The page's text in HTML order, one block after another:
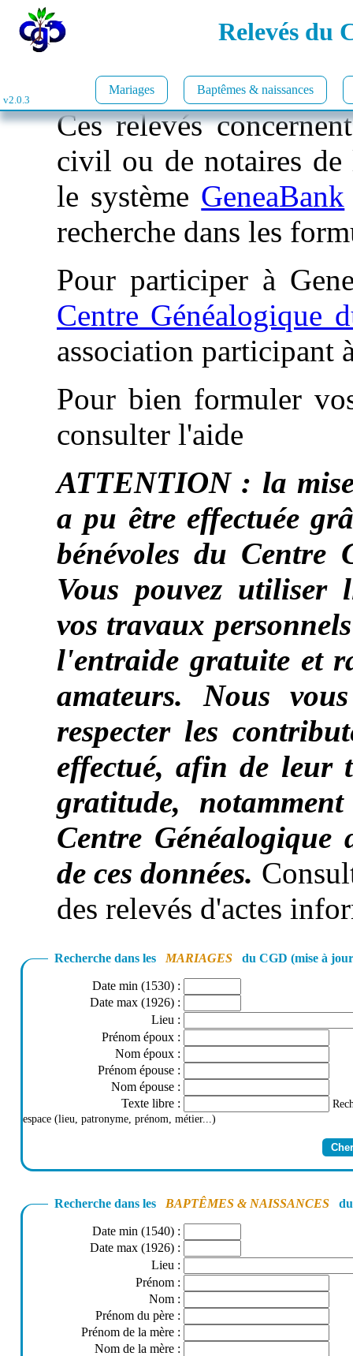
Relevés du
Mariages Baptêmes & naissances
v2.0.3
Ces relevés
civil ou de notaires de
le système GeneaBank
recherche dans les
Pour participer à
Centre Généalogique
association participant
Pour bien formuler
consulter l'aide
ATTENTION : la
a pu être effectuée
bénévoles du Centre
Vous pouvez utiliser
vos travaux
l'entraide gratuite et
amateurs. Nous
respecter les
effectué, afin de leur
gratitude,
Centre Généalogique
de ces données.
des relevés d'actes
Recherche dans les MARIAGES du CGD (mise à
Date min (1530) :
Date max (1926) :
Lieu :
Prénom époux :
Nom époux :
Prénom épouse :
Nom épouse :
Texte libre :
espace (lieu, patronyme, prénom, métier...)
Recherche dans les BAPTÊMES & NAISSANCES
Date min (1540) :
Date max (1926) :
Lieu :
Prénom :
Nom :
Prénom du père :
Prénom de la mère :
Nom de la mère :